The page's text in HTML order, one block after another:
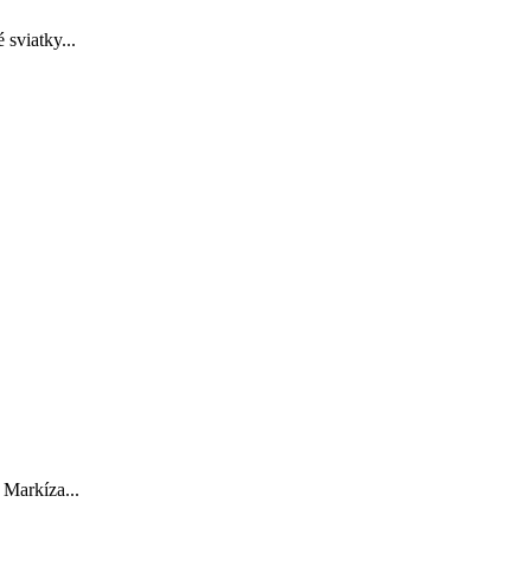
sviatky...